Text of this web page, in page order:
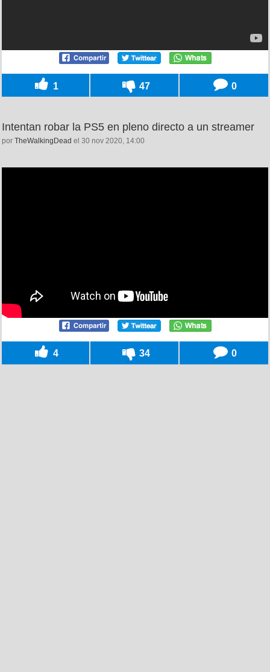
1 47 0
Intentan robar la PS5 en pleno directo a un streamer
por TheWalkingDead el 30 nov 2020, 14:00
4 34 0